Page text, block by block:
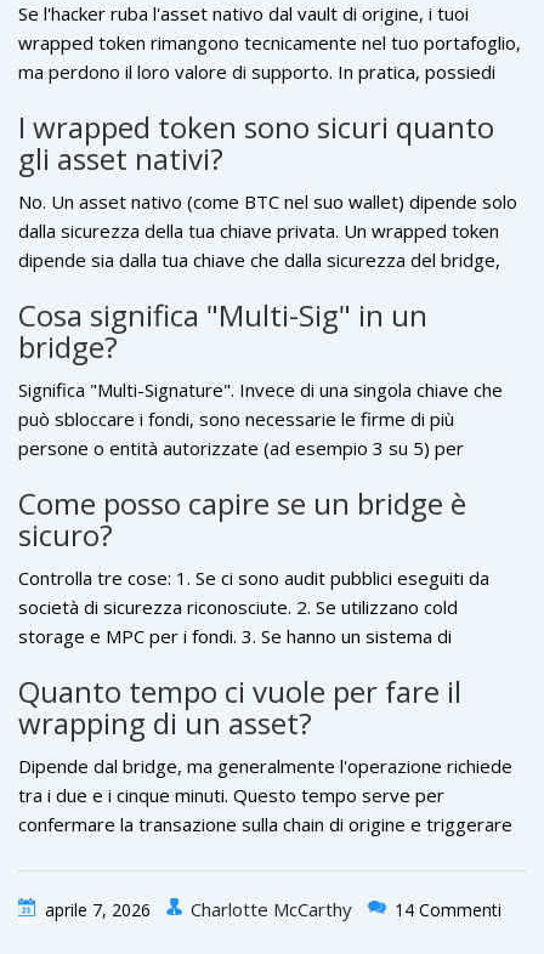
Se l'hacker ruba l'asset nativo dal vault di origine, i tuoi
wrapped token rimangono tecnicamente nel tuo portafoglio,
ma perdono il loro valore di supporto. In pratica, possiedi
salvezza in questi casi è se il bridge ha un fondo assicurativo
o se il team riesce a recuperare i fondi.
I wrapped token sono sicuri quanto
gli asset nativi?
No. Un asset nativo (come BTC nel suo wallet) dipende solo
dalla sicurezza della tua chiave privata. Un wrapped token
dipende sia dalla tua chiave che dalla sicurezza del bridge,
quindi diversi livelli di rischio (terze parti).
Cosa significa "Multi-Sig" in un
bridge?
Significa "Multi-Signature". Invece di una singola chiave che
può sbloccare i fondi, sono necessarie le firme di più
persone o entità autorizzate (ad esempio 3 su 5) per
singolo dipendente malintenzionato o una singola chiave
rubata possa svuotare il vault.
Come posso capire se un bridge è
sicuro?
Controlla tre cose: 1. Se ci sono audit pubblici eseguiti da
società di sicurezza riconosciute. 2. Se utilizzano cold
storage e MPC per i fondi. 3. Se hanno un sistema di
dei bridge che non pubblicano i loro report di sicurezza.
Quanto tempo ci vuole per fare il
wrapping di un asset?
Dipende dal bridge, ma generalmente l'operazione richiede
tra i due e i cinque minuti. Questo tempo serve per
confermare la transazione sulla chain di origine e triggerare
aprile 7, 2026 Charlotte McCarthy 14 Commenti